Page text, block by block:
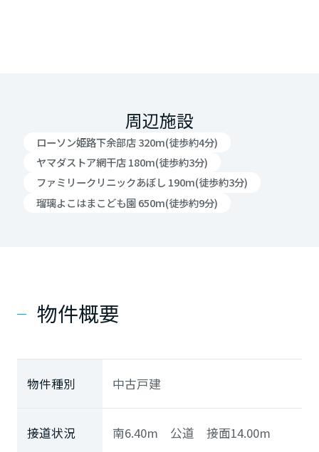
周辺施設
ローソン姫路下余部店 320m(徒歩約4分)
ヤマダストア網干店 180m(徒歩約3分)
ファミリークリニックあぼし 190m(徒歩約3分)
瑠璃よこはまこども園 650m(徒歩約9分)
物件概要
物件種別 中古戸建
接道状況 南6.40m 公道 接面14.00m